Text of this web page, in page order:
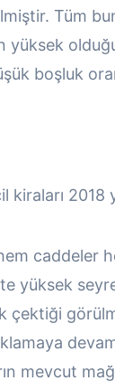
Tüm
yüksek
boşluk
2018
caddeler
yüksek
mevcut